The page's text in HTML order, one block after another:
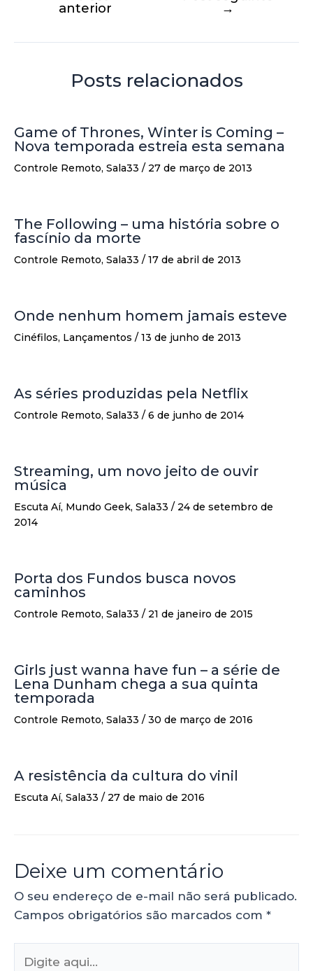
anterior →
Posts relacionados
Game of Thrones, Winter is Coming –
Nova temporada estreia esta semana
Controle Remoto, Sala33 / 27 de março de 2013
The Following – uma história sobre o
fascínio da morte
Controle Remoto, Sala33 / 17 de abril de 2013
Onde nenhum homem jamais esteve
Cinéfilos, Lançamentos / 13 de junho de 2013
As séries produzidas pela Netflix
Controle Remoto, Sala33 / 6 de junho de 2014
Streaming, um novo jeito de ouvir
música
Escuta Aí, Mundo Geek, Sala33 / 24 de setembro de
2014
Porta dos Fundos busca novos
caminhos
Controle Remoto, Sala33 / 21 de janeiro de 2015
Girls just wanna have fun – a série de
Lena Dunham chega a sua quinta
temporada
Controle Remoto, Sala33 / 30 de março de 2016
A resistência da cultura do vinil
Escuta Aí, Sala33 / 27 de maio de 2016
Deixe um comentário
O seu endereço de e-mail não será publicado.
Campos obrigatórios são marcados com *